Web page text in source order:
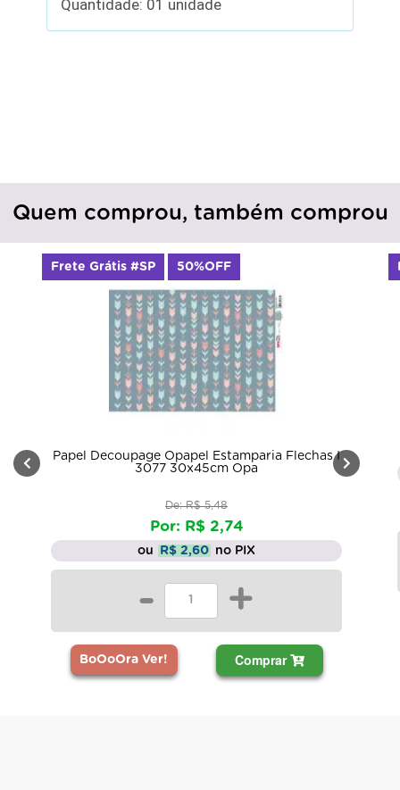
Quantidade: 01 unidade
Quem comprou, também comprou
Papel Decoupage Opapel Estamparia Flechas I
3077 30x45cm Opa
De: R$ 5,48
Por: R$ 2,74
ou R$ 2,60 no PIX
- +
BoOoOra Ver! Comprar
Frete Grátis #SP 50%OFF